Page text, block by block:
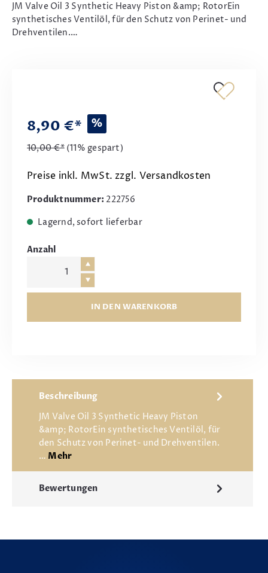
JM Valve Oil 3 Synthetic Heavy Piston &amp; RotorEin
synthetisches Ventilöl, für den Schutz von Perinet- und
Drehventilen.…
8,90 €* %
10,00 €* (11% gespart)
Preise inkl. MwSt. zzgl. Versandkosten
Produktnummer: 222756
Lagernd, sofort lieferbar
Anzahl
IN DEN WARENKORB
Beschreibung
JM Valve Oil 3 Synthetic Heavy Piston
&amp; RotorEin synthetisches Ventilöl, für
den Schutz von Perinet- und Drehventilen.
… Mehr
Bewertungen